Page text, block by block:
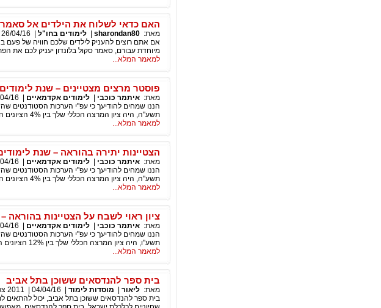
האם כדאי לשלוח את הילדים אל סאמר
מאת: sharondan80
|לימודים בחו"ל 26/04/16
אם אתם רוצים להעניק לילדים שלכם חוויה של פעם
מיוחדת עבורם, סאמר סקול בלונדון יעניק לכם את
למאמר המלא...
פוסטר מרצים מצטיינים – שנת
מאת: איתמר כוכבי |לימודים אקדמאיים 16
הננו שמחים להודיעך כי עפ"י הערכות הסטודנטים
תשע"ה, היה ציון המרצה הכללי שלך בין 4% הציונים העליונים
למאמר המלא...
הצטיינות יתירה בהוראה – שנת
מאת: איתמר כוכבי |לימודים אקדמאיים 16
הננו שמחים להודיעך כי עפ"י הערכות הסטודנטים
תשע"ה, היה ציון המרצה הכללי שלך בין 4% הציונים העליונים מבין כלל ציוני המרצים בקטגוריה בה נכלל הקורס.
למאמר המלא...
ציון ראוי לשבח על הצטיינות בהוראה
מאת: איתמר כוכבי |לימודים אקדמאיים 16
הננו שמחים להודיעך כי עפ"י הערכות הסטודנטים
תשע"ו, היה ציון המרצה הכללי שלך בין 12% הציונים העליונים מבין כלל ציוני המרצים בקטגוריה בה נכלל הקורס.
למאמר המלא...
בית ספר להנדסאים ששוכן בתל אביב
מאת: ליאור מוסדות לימוד 04/04/16
2011
בית ספר להנדסאים ששוכן בתל אביב, יכול להתאים